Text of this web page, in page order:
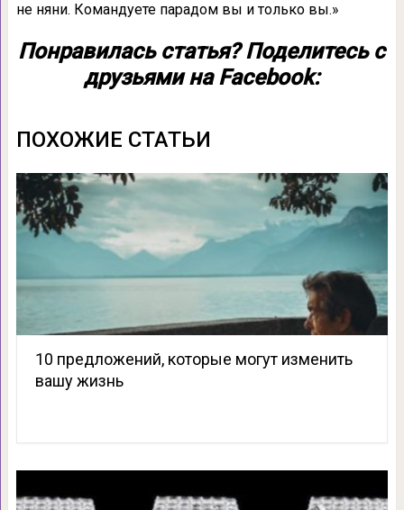
не няни. Командуете парадом вы и только вы.»
Понравилась статья? Поделитесь с
друзьями на Facebook:
ПОХОЖИЕ СТАТЬИ
10 предложений, которые могут изменить
вашу жизнь